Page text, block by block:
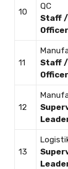
10
QC
Staff
Officer
11
Staff
Officer
12
13